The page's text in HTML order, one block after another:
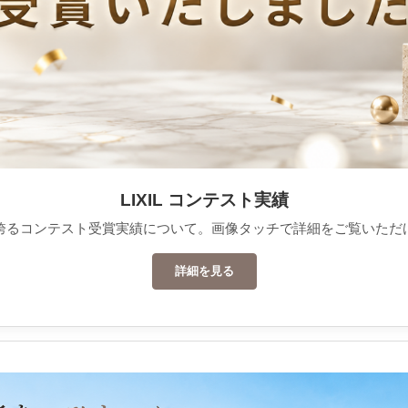
LIXIL コンテスト実績
るコンテスト受賞実績について。画像タッチで詳細をご覧いただ
詳細を見る